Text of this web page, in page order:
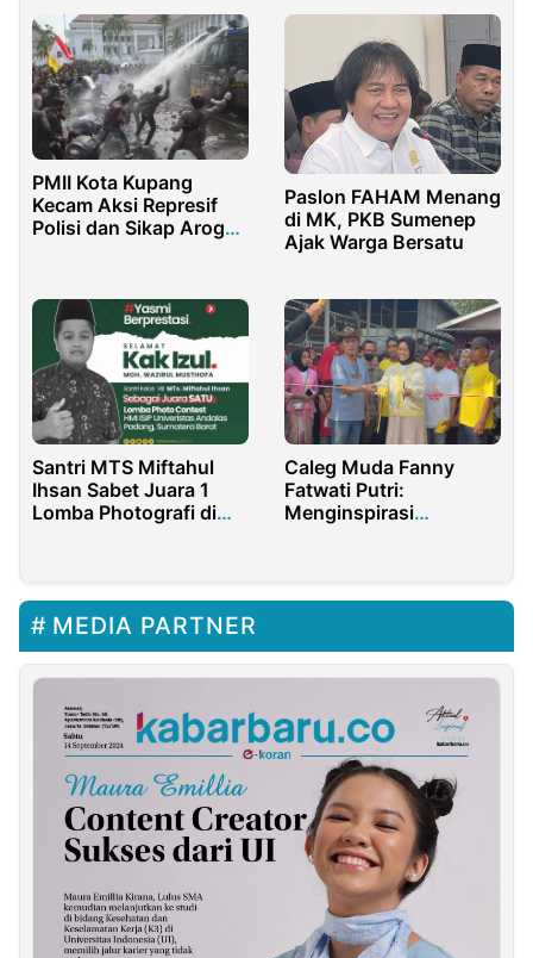
PMII Kota Kupang
Kecam Aksi Represif
Polisi dan Sikap Arogan
Paslon FAHAM Menang
di MK, PKB Sumenep
Ajak Warga Bersatu
Santri MTS Miftahul
Ihsan Sabet Juara 1
Lomba Photografi di
Caleg Muda Fanny
Fatwati Putri:
Menginspirasi
Program Kemanusiaan
MEDIA PARTNER